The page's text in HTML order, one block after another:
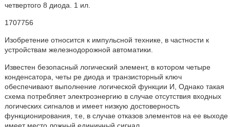
четвертого 8 диода. 1 ил.
1707756
Изобретение относится к импульсной технике, в частности к
устройствам железнодорожной автоматики.
Известен безопасный логический элемент, в котором четыре
конденсатора, четы ре диода и транзисторный ключ
обеспечивают выполнение логической функции И, Однако такая
схема потребляет электроэнергию в случае отсутствия входных
логических сигналов и имеет низкую достоверность
функционирования, т.е, в случае отказов элементов на ее выходе